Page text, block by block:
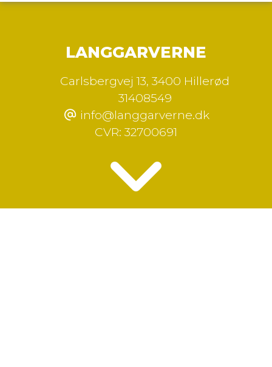
LANGGARVERNE
Carlsbergvej 13, 3400 Hillerød
31408549
info@langgarverne.dk
CVR: 32700691